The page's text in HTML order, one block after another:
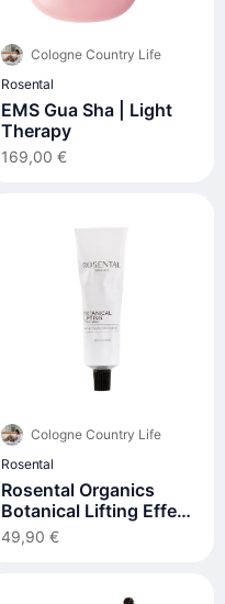
Cologne Country Life
Rosental
EMS Gua Sha | Light
Therapy
169,00 €
Cologne Country Life
Rosental
Rosental Organics
Botanical Lifting Effect
Mask
49,90 €